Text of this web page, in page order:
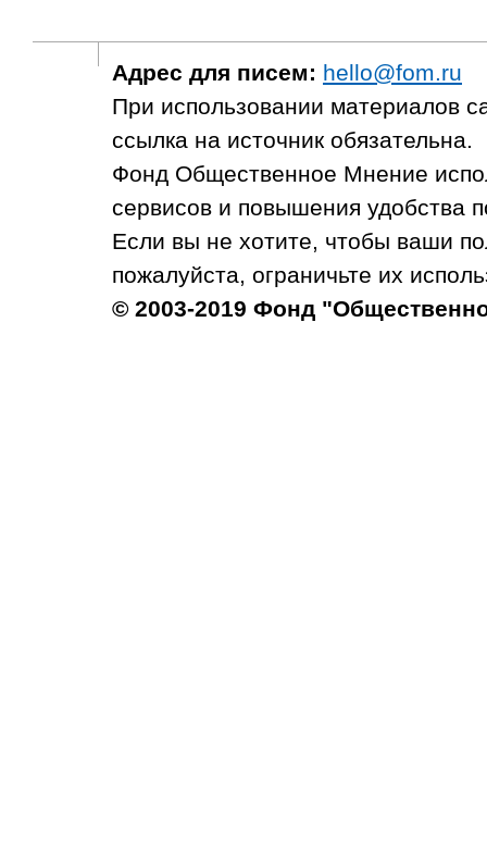
Адрес для писем: hello@fom.ru
При использовании материалов
ссылка на источник обязательна.
Фонд Общественное Мнение
сервисов и повышения удобства
Если вы не хотите, чтобы ваши
пожалуйста, ограничьте их
© 2003-2019 Фонд